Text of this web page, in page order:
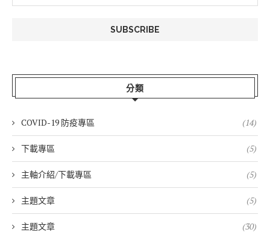
分類
COVID-19 防疫專區 (14)
下載專區 (5)
主軸介紹/下載專區 (5)
主題文章 (5)
主題文章 (30)